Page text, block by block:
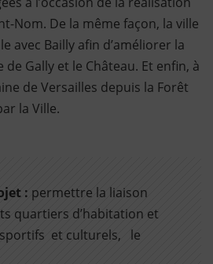
Nom. De la même façon, la ville
avec Bailly afin d’améliorer la
Gally et le Château. Et enfin, à
de Versailles depuis la Forêt
la Ville.
: permettre la liaison
quartiers d’habitation et
et culturels, le